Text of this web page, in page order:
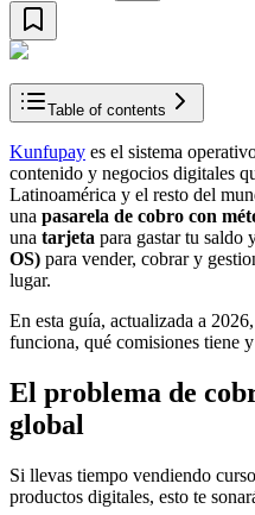
Table of contents
Kunfupay es el sistema
contenido y negocios digitales
Latinoamérica y el resto del
una pasarela de cobro con
una tarjeta para gastar tu saldo
OS) para vender, cobrar y
lugar.
En esta guía, actualizada a
funciona, qué comisiones tiene
El problema de
global
Si llevas tiempo vendiendo
productos digitales, esto te